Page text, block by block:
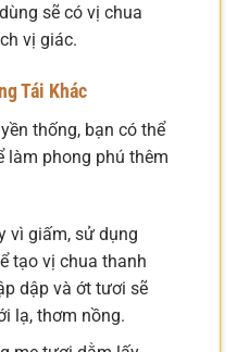
sẽ có vị chua
vị giác.
Tái Khác
thống, bạn có thể
làm phong phú thêm
vì giấm, sử dụng
tạo vị chua thanh
dập và ớt tươi sẽ
lạ, thơm nồng.